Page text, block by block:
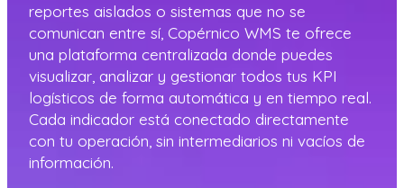
reportes aislados o sistemas que no se
comunican entre sí, Copérnico WMS te ofrece
una plataforma centralizada donde puedes
visualizar, analizar y gestionar todos tus KPI
logísticos de forma automática y en tiempo real.
Cada indicador está conectado directamente
con tu operación, sin intermediarios ni vacíos de
información.